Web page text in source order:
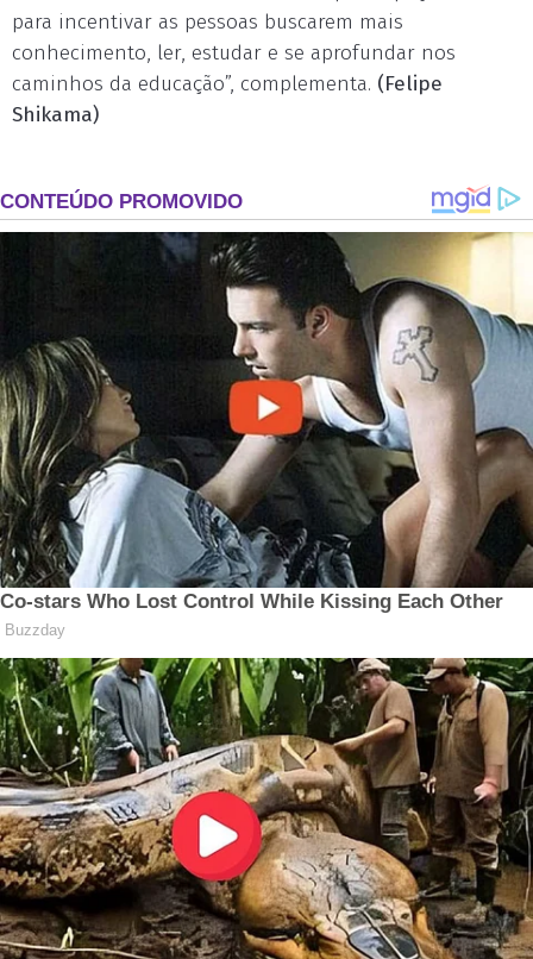
para incentivar as pessoas buscarem mais
conhecimento, ler, estudar e se aprofundar nos
caminhos da educação”, complementa. (Felipe
Shikama)